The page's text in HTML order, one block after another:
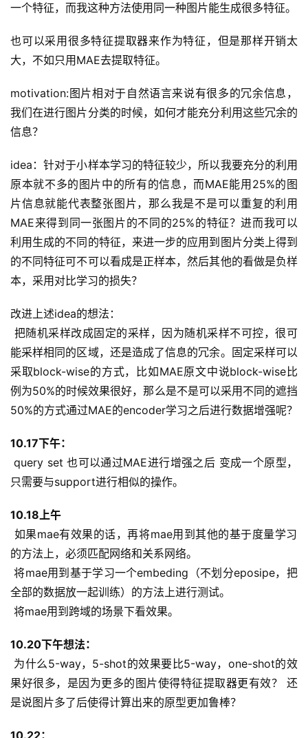
一个特征，而我这种方法使用同一种图片能生成很多特征。
也可以采用很多特征提取器来作为特征，但是那样开销太
大，不如只用MAE去提取特征。
motivation:图片相对于自然语言来说有很多的冗余信息，
我们在进行图片分类的时候，如何才能充分利用这些冗余的
信息？
idea：针对于小样本学习的特征较少，所以我要充分的利用
原本就不多的图片中的所有的信息，而MAE能用25%的图
片信息就能代表整张图片，那么我是不是可以重复的利用
MAE来得到同一张图片的不同的25%的特征？进而我可以
利用生成的不同的特征，来进一步的应用到图片分类上得到
的不同特征可不可以看成是正样本，然后其他的看做是负样
本，采用对比学习的损失？
改进上述idea的想法：
能采样相同的区域，还是造成了信息的冗余。固定采样可以
采取block-wise的方式，比如MAE原文中说block-wise比
例为50%的时候效果很好，那么是不是可以采用不同的遮挡
50%的方式通过MAE的encoder学习之后进行数据增强呢？
10.17下午：
query set 也可以通过MAE进行增强之后 变成一个原型，
只需要与support进行相似的操作。
10.18上午
的方法上，必须匹配网络和关系网络。
将mae用到基于学习一个embeding（不划分eposipe，把
全部的数据放一起训练）的方法上进行测试。
将mae用到跨域的场景下看效果。
10.20下午想法：
果好很多，是因为更多的图片使得特征提取器更有效？ 还
是说图片多了后使得计算出来的原型更加鲁棒？